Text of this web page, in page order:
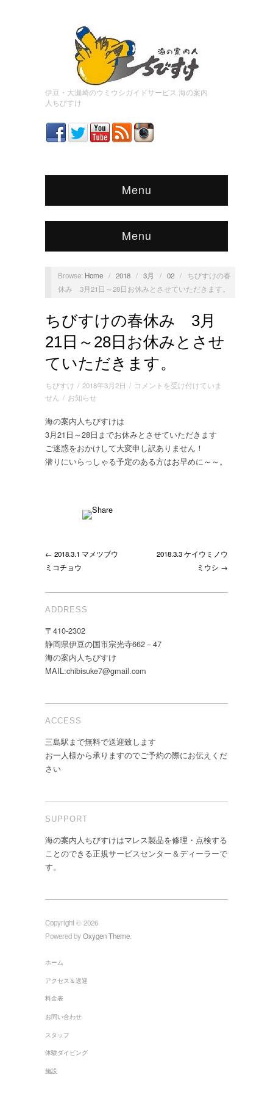
伊豆・大瀬崎のウミウシガイドサービス 海の案内
人ちびすけ
Menu
Menu
Browse: Home / 2018 / 3月 / 02 /
ちびすけの春
休み 3月21日～28日お休みとさせていただきます。
ちびすけの春休み 3月
21日～28日お休みとさせ
ていただきます。
ちびすけ / 2018年3月2日 / ち
の
春
休
み
て
ま
コメントを受け付けていま
せん / お知らせ
海の案内人ちびすけは
3月21日～28日までお休みとさせていただきます
ご迷惑をおかけして大変申し訳ありません！
潜りにいらっしゃる予定のある方はお早めに～～。
← 2018.3.1 マメツブウ
ミコチョウ
2018.3.3 ケイウミノウ
ミウシ →
ADDRESS
〒410-2302
静岡県伊豆の国市宗光寺662－47
海の案内人ちびすけ
MAIL:chibisuke7@gmail.com
ACCESS
三島駅まで無料で送迎致します
お一人様から承りますのでご予約の際にお伝えくだ
さい
SUPPORT
海の案内人ちびすけはマレス製品を修理・点検する
ことのできる正規サービスセンター＆ディーラーで
す。
Copyright © 2026
Powered byOxygen Theme
ホーム
アクセス＆送迎
料金表
お問い合わせ
スタッフ
体験ダイビング
施設